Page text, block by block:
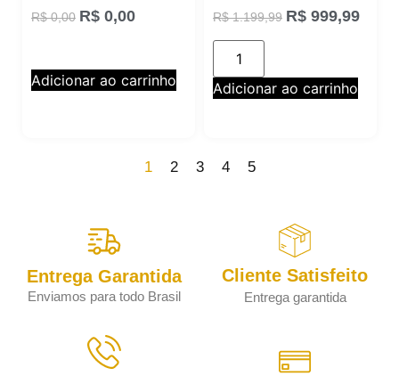
R$0,00 R$ 0,00
Adicionar ao carrinho
R$1.199,99 R$ 999,99
Adicionar ao carrinho
1 2 3 4 5
Entrega Garantida
Enviamos para todo Brasil
Cliente Satisfeito
Entrega garantida